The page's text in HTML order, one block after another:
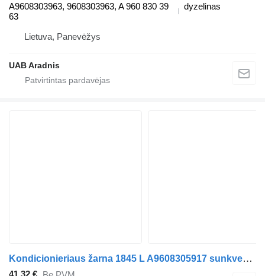
A9608303963, 9608303963, A 960 830 39
63
dyzelinas
Lietuva, Panevėžys
UAB Aradnis
Kondicionieriaus žarna 1845 L A9608305917 sunkvežimio Mercedes-Benz ACTROS MP4
41,32 €